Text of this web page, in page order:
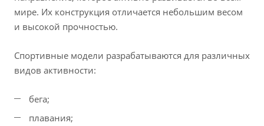
мире. Их конструкция отличается небольшим весом
и высокой прочностью.
Спортивные модели разрабатываются для различных
видов активности:
бега;
плавания;